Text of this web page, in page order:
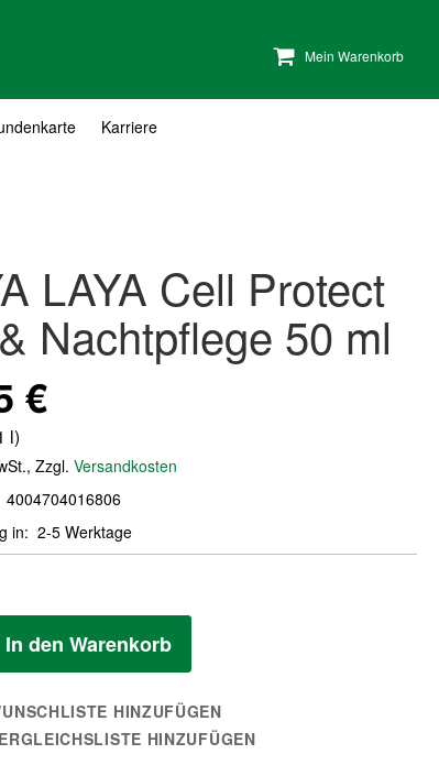
Mein Warenkorb
Karriere
LAYA Cell Protect
Nachtpflege 50 ml
€
l)
, Zzgl. Versandkosten
4004704016806
in
2-5 Werktage
In den Warenkorb
HINZUFÜGEN
HINZUFÜGEN